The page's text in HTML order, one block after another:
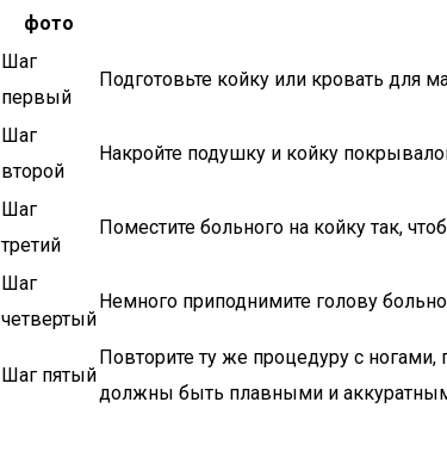
фото
Шаг
первый
Подготовьте койку или кровать для
Шаг
второй
Накройте подушку и койку
Шаг
третий
Поместите больного на койку так,
Шаг
четвертый
Немного приподнимите голову
Шаг пятый
Повторите ту же процедуру с
должны быть плавными и